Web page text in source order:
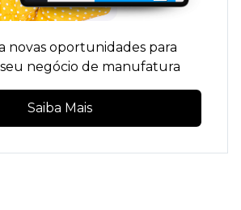
novas oportunidades para
negócio de manufatura
Saiba Mais